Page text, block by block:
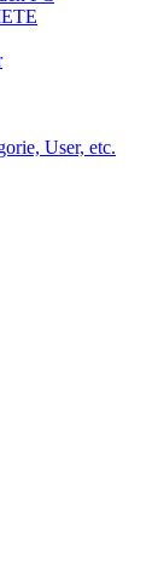
User, etc.